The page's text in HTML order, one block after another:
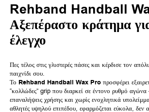
Rehband Handball
Αξεπέραστο κράτημα
έλεγχο
Πες τέλος στις γλιστερές πάσες και κέρδισε τον
παιχνίδι σου.
Το Rehband Handball Wax Pro προσφέρει
“κολλώδες” grip που διαρκεί σε έντονο ρυθμό αγώνα
επαναλήψεις χρήσης και χωρίς ενοχλητικά
αθλητές υψηλού επιπέδου, εφαρμόζεται εύκολα, δεν